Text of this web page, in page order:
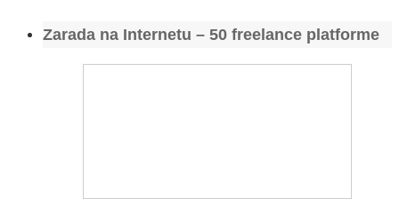
Zarada na Internetu – 50 freelance platforme